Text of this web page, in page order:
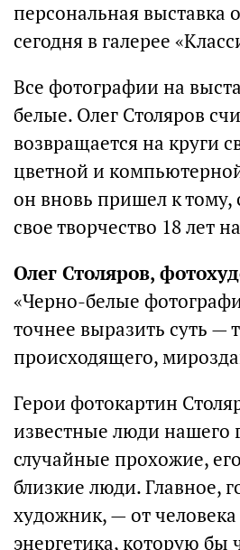
персональная выставка
сегодня в галерее
Все фотографии на
белые. Олег Столяров
возвращается на круги
цветной и
он вновь пришел к тому,
свое творчество 18 лет
Олег Столяров,
«Черно-белые
точнее выразить суть —
происходящего,
Герои фотокартин
известные люди нашего
случайные прохожие,
близкие люди. Главное,
художник, — от
энергетика, которую бы